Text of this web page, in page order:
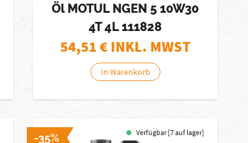
Öl MOTUL NGEN 5 10W30
4T 4L 111828
54,51€ INKL. MWST
In Warenkorb
-35% Verfügbar [7 auf lager]